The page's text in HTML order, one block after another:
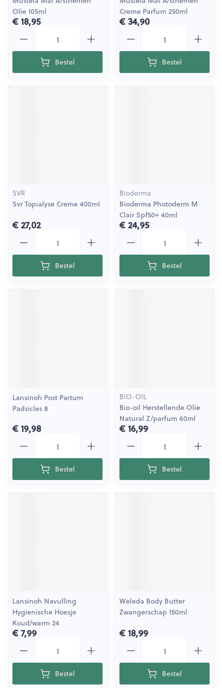
Olie 105ml
€ 18,95
Bestel
Creme Parfum 250ml
€ 34,90
Bestel
SVR
Svr Topialyse Creme 400ml
€ 27,02
Bestel
Bioderma
Bioderma Photoderm M
Clair Spf50+ 40ml
€ 24,95
Bestel
Lansinoh Post Partum
Padsicles 8
€ 19,98
Bestel
BIO-OIL
Bio-oil Herstellende Olie
Natural Z/parfum 60ml
€ 16,99
Bestel
Lansinoh Navulling
Hygienische Hoesje
Koud/warm 24
€ 7,99
Bestel
Weleda Body Butter
Zwangerschap 150ml
€ 18,99
Bestel